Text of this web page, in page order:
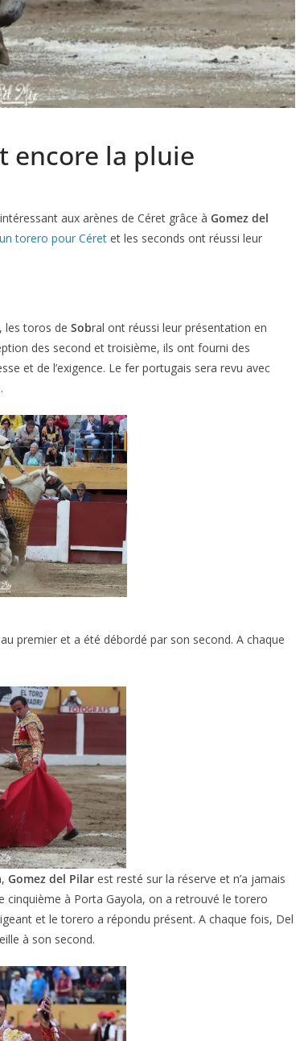
encore la pluie
aux arènes de Céret grâce à Gomez del
un torero pour Céret et les seconds ont réussi leur
les toros de Sobral ont réussi leur présentation en
des second et troisième, ils ont fourni des
et de l’exigence. Le fer portugais sera revu avec
premier et a été débordé par son second. A chaque
Gomez del Pilar est resté sur la réserve et n’a jamais
à Porta Gayola, on a retrouvé le torero
et le torero a répondu présent. A chaque fois, Del
à son second.
ACTUALITÉS TAURINES
CHRONIQUES TAURINES 2026
ultimes émotions
18/06/2026